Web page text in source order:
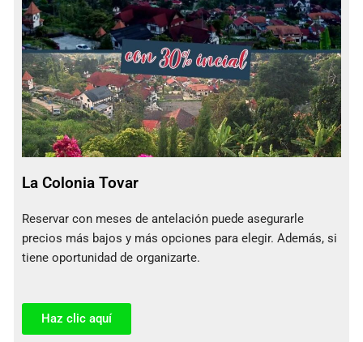
La Colonia Tovar
Reservar con meses de antelación puede asegurarle
precios más bajos y más opciones para elegir. Además, si
tiene oportunidad de organizarte.
Haz clic aquí